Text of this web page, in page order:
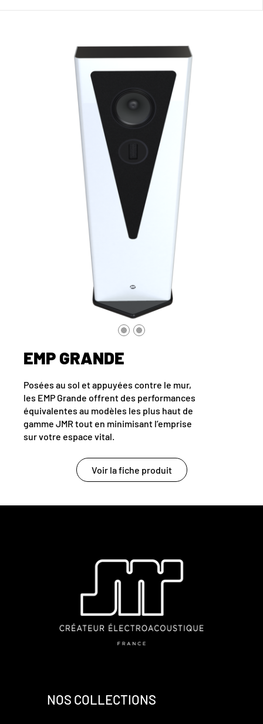
EMP GRANDE
Posées au sol et appuyées contre le mur,
les EMP Grande offrent des performances
équivalentes au modèles les plus haut de
gamme JMR tout en minimisant l’emprise
sur votre espace vital.
Voir la fiche produit
NOS COLLECTIONS